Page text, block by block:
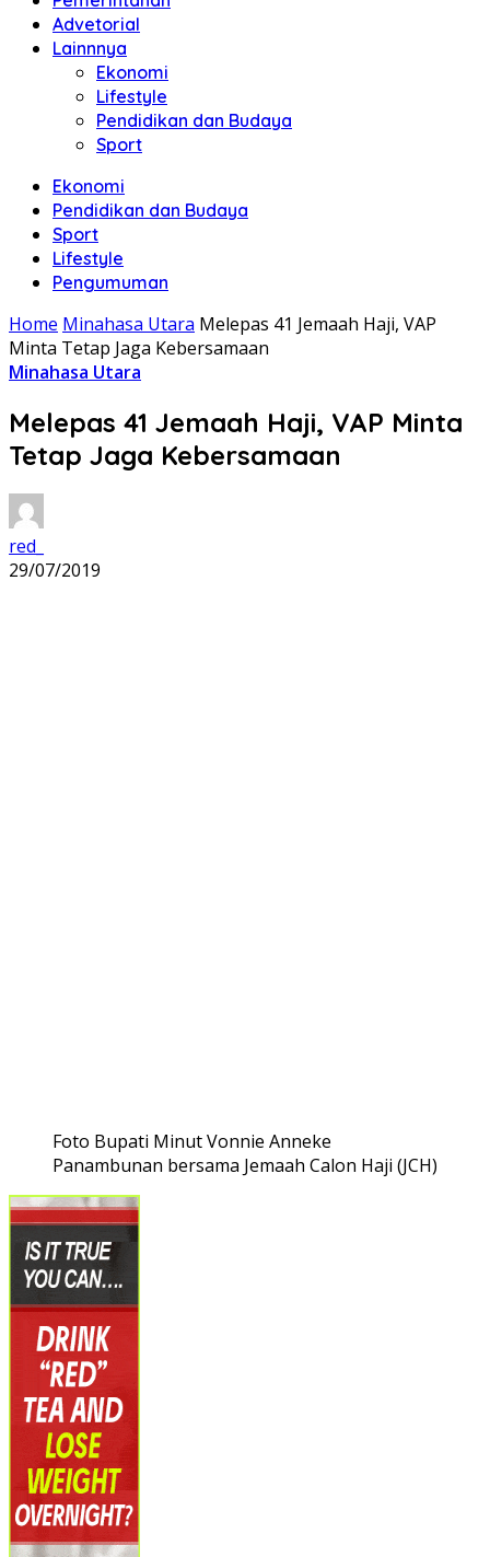
Advetorial
Lainnnya
Ekonomi
Lifestyle
Pendidikan dan Budaya
Sport
Ekonomi
Pendidikan dan Budaya
Sport
Lifestyle
Pengumuman
Home Minahasa Utara Melepas 41 Jemaah Haji, VAP
Minta Tetap Jaga Kebersamaan
Minahasa Utara
Melepas 41 Jemaah Haji, VAP Minta
Tetap Jaga Kebersamaan
red_
29/07/2019
Foto Bupati Minut Vonnie Anneke
Panambunan bersama Jemaah Calon Haji (JCH)